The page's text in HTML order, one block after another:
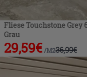
Fliese Touchstone
Grau
29,59€ /M236,99€